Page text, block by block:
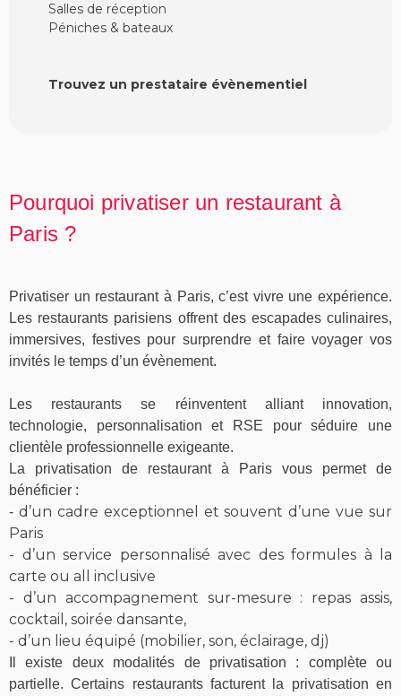
Salles de réception
Péniches & bateaux
Trouvez un prestataire évènementiel
Pourquoi privatiser un restaurant à
Paris ?
Privatiser un restaurant à Paris, c’est vivre une expérience.
Les restaurants parisiens offrent des escapades culinaires,
immersives, festives pour surprendre et faire voyager vos
invités le temps d’un évènement.
Les restaurants se réinventent alliant innovation,
technologie, personnalisation et RSE pour séduire une
clientèle professionnelle exigeante.
La privatisation de restaurant à Paris vous permet de
bénéficier :
- d’un cadre exceptionnel et souvent d’une vue sur
Paris
- d’un service personnalisé avec des formules à la
carte ou all inclusive
- d’un accompagnement sur-mesure : repas assis,
cocktail, soirée dansante,
- d’un lieu équipé (mobilier, son, éclairage, dj)
Il existe deux modalités de privatisation : complète ou
partielle. Certains restaurants facturent la privatisation en